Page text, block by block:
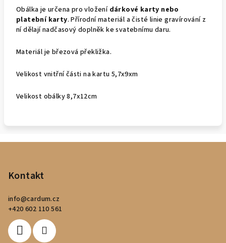
Obálka je určena pro vložení dárkové karty nebo
platební karty. Přírodní materiál a čisté linie gravírování z
ní dělají nadčasový doplněk ke svatebnímu daru.
Materiál je březová překližka.
Velikost vnitřní části na kartu 5,7x9xm
Velikost obálky 8,7x12cm
Kontakt
info@cardum.cz
+420 602 110 561